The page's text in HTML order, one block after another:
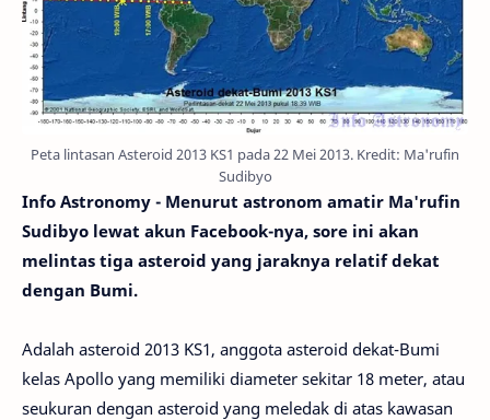
Peta lintasan Asteroid 2013 KS1 pada 22 Mei 2013. Kredit: Ma'rufin
Sudibyo
Info Astronomy - Menurut astronom amatir Ma'rufin
Sudibyo lewat akun Facebook-nya, sore ini akan
melintas tiga asteroid yang jaraknya relatif dekat
dengan Bumi.
Adalah asteroid 2013 KS1, anggota asteroid dekat-Bumi
kelas Apollo yang memiliki diameter sekitar 18 meter, atau
seukuran dengan asteroid yang meledak di atas kawasan